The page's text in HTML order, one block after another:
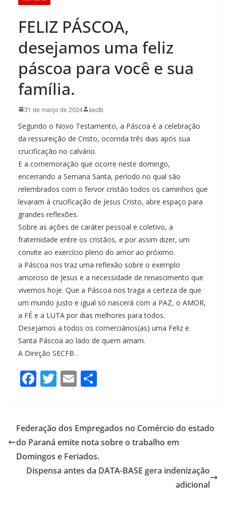
FELIZ PÁSCOA,
desejamos uma feliz
páscoa para você e sua
família.
31 de março de 2024 secfb
Segundo o Novo Testamento, a Páscoa é a celebração
da ressureição de Cristo, ocorrida três dias após sua
crucificação no calvário.
E a comemoração que ocorre neste domingo,
encerrando a Semana Santa, período no qual são
relembrados com o fervor cristão todos os caminhos que
levaram à crucificação de Jesus Cristo, abre espaço para
grandes reflexões.
Sobre as ações de caráter pessoal e coletivo, a
fraternidade entre os cristãos, e por assim dizer, um
convite ao exercício pleno do amor ao próximo.
a Páscoa nos traz uma reflexão sobre o exemplo
amoroso de Jesus e a necessidade de renascimento que
vivemos hoje. Que a Páscoa nos traga a certeza de que
um mundo justo e igual só nascerá com a PAZ, o AMOR,
a FÉ e a LUTA por dias melhores para todos.
Desejamos a todos os comerciários(as) uma Feliz e
Santa Páscoa ao lado de quem amam.
A Direção SECFB .
F
a
e
b
o
o
T
wi
er
E
m
e
Federação dos Empregados no Comércio do estado
do Paraná emite nota sobre o trabalho em
Domingos e Feriados.
Dispensa antes da DATA-BASE gera indenização
adicional